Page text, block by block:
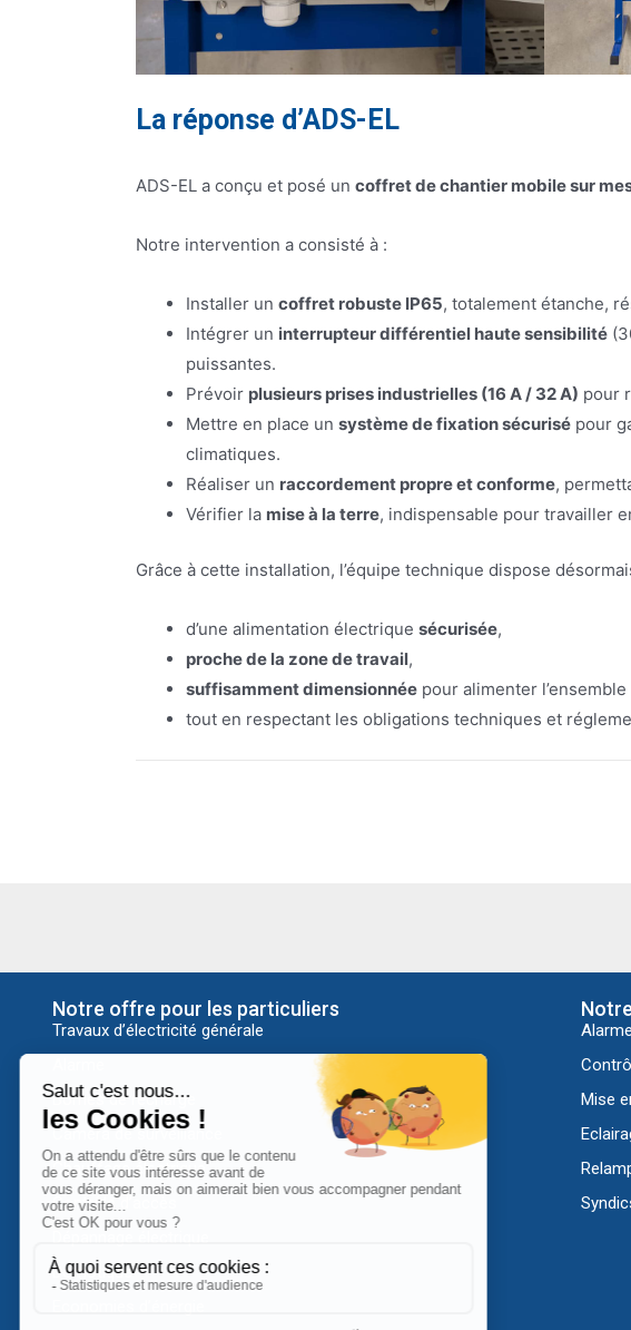
La réponse d’ADS-EL
ADS-EL a conçu et posé un coffret de chantier mobile sur
Notre intervention a consisté à :
Installer un coffret robuste IP65, totalement étanche,
Intégrer un interrupteur différentiel haute sensibilité
puissantes.
Prévoir plusieurs prises industrielles (16 A / 32 A) pour
Mettre en place un système de fixation sécurisé pour
climatiques.
Réaliser un raccordement propre et conforme,
Vérifier la mise à la terre, indispensable pour travailler
Grâce à cette installation, l’équipe technique dispose
d’une alimentation électrique sécurisée,
proche de la zone de travail,
suffisamment dimensionnée pour alimenter
tout en respectant les obligations techniques et
Notre offre pour les particuliers
Travaux d’électricité générale
Bornes de recharge
Caméra de surveillance
Chauffage électrique
Contrôle d’accès
Dépannage électrique
Domotique
Mise